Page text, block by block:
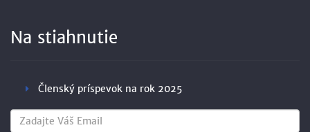
Na stiahnutie
Členský príspevok na rok 2025